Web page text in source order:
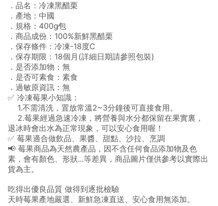
．品名：冷凍黑醋栗
．產地：中國
．規格：400g∕包
．商品成份：100%新鮮黑醋栗
．保存條件：冷凍-18度C
．保存期限：18個月(詳細日期請參照包裝)
．是否添加物：無
．是否可素食：素食
．過敏原資訊：無
✅ 冷凍莓果小知識：
1.不需清洗，置放常溫2~3分鐘後可直接食用。
2.莓果經過急速冷凍，將營養與水分都保留在果實裏，
退冰時會出水為正常現象，可以安心食用喔！
✅ 莓果適合做飲品、果醬、甜點、沙拉、烹調
📢 莓果商品為天然農產品，因不含任何食品添加物及色
素，會有顏色、形狀...等差異，商品圖片僅供參考以實際出
貨為主。
吃得出優良品質 做得到逐批檢驗
天時莓果產地嚴選、新鮮急凍直送、安心食用無添加。